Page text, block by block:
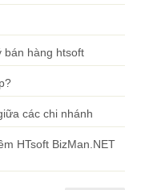
bán hàng htsoft
các chi nhánh
HTsoft BizMan.NET